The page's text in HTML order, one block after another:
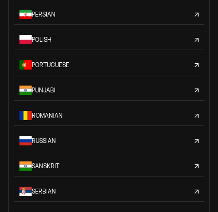
PERSIAN
POLISH
PORTUGUESE
PUNJABI
ROMANIAN
RUSSIAN
SANSKRIT
SERBIAN